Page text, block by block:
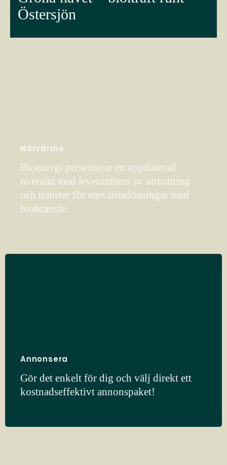
Östersjön
Närvärme
Bioenergi presenterar en uppdaterad
översikt med leverantörer av utrustning
och tjänster för närvärmelösningar med
biobränsle.
Annonsera
Gör det enkelt för dig och välj direkt ett
kostnadseffektivt annonspaket!